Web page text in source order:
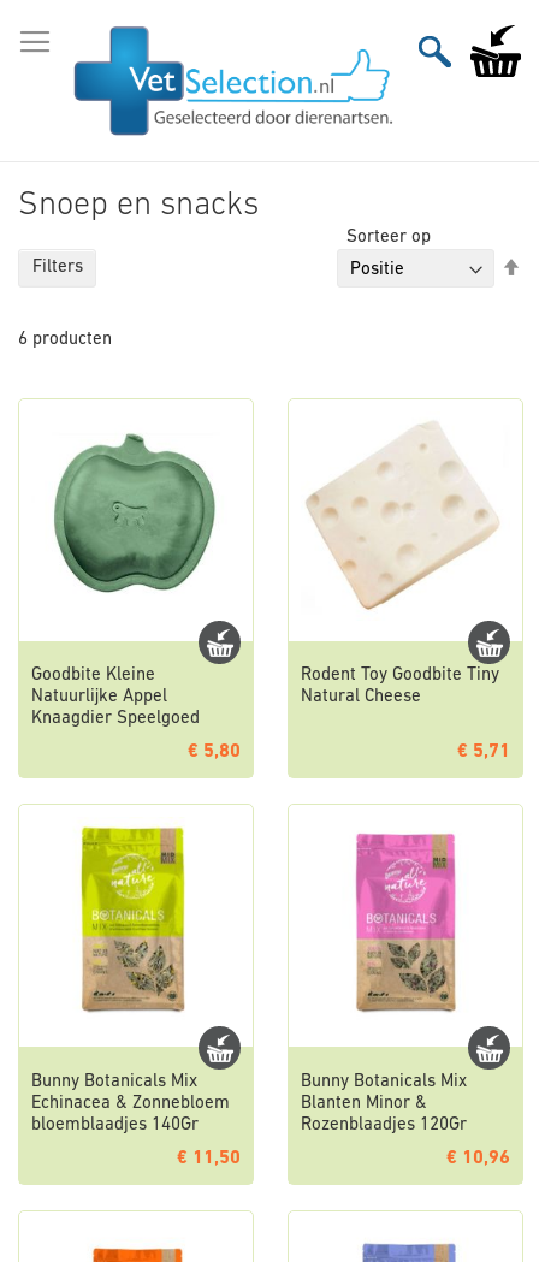
naar
Snoep en snacks
6 producten
Sorteer op
Goodbite Kleine
Natuurlijke Appel
Knaagdier Speelgoed
€ 5,80
Rodent Toy Goodbite Tiny
Natural Cheese
€ 5,71
Bunny Botanicals Mix
Echinacea & Zonnebloem
bloemblaadjes 140Gr
€ 11,50
Bunny Botanicals Mix
Blanten Minor &
Rozenblaadjes 120Gr
€ 10,96
Filters